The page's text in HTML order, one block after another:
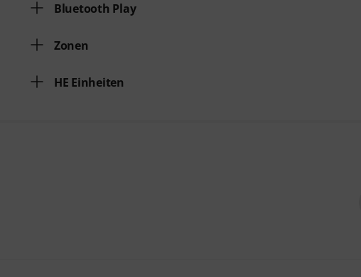
Bluetooth Play
Zonen
HE Einheiten